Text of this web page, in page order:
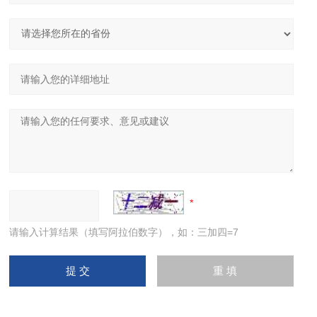
请输入计算结果（填写阿拉伯数字），如：三加四=7